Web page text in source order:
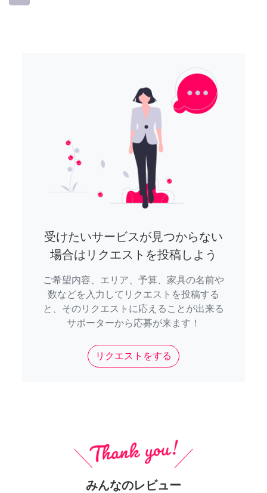
受けたいサービスが見つからない
場合はリクエストを投稿しよう
ご希望内容、エリア、予算、家具の名前や
数などを入力してリクエストを投稿する
と、そのリクエストに応えることが出来る
サポーターから応募が来ます！
リクエストをする
みんなのレビュー